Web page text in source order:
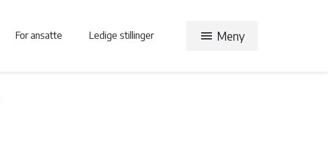
For ansatte Ledige stillinger menu Meny